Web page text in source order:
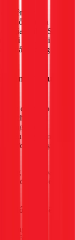
gia
phổ biến và
gia đình ở Sài
oxi hóa
. Bài
quả và cung
lạnh “kêu
một cảnh báo
chí là một
đồng nhỏ tại
hiệu máy đang
ngược lại. Đây là
đóng tuyết
ống đồng